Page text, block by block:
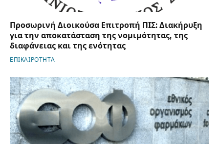
Προσωρινή Διοικούσα Επιτροπή ΠΙΣ: Διακήρυξη
για την αποκατάσταση της νομιμότητας, της
διαφάνειας και της ενότητας
ΕΠΙΚΑΙΡΟΤΗΤΑ